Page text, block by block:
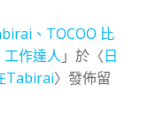
、TOCOO 比
工作達人 」於〈日
Tabirai〉發佈留